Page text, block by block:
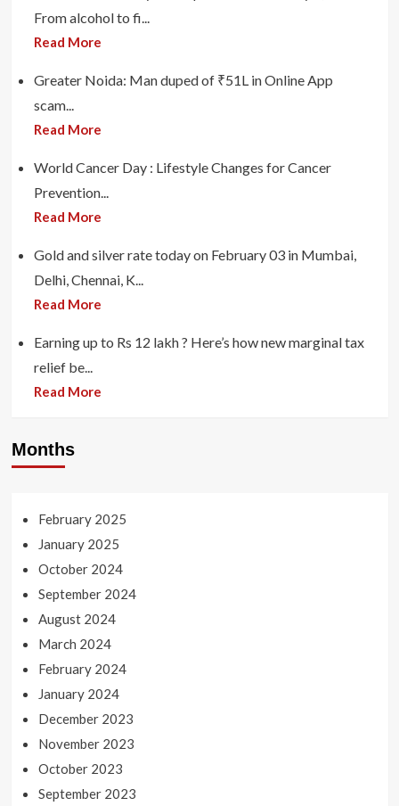
From alcohol to fi...
Read More
Greater Noida: Man duped of ₹51L in Online App
scam...
Read More
World Cancer Day : Lifestyle Changes for Cancer
Prevention...
Read More
Gold and silver rate today on February 03 in Mumbai,
Delhi, Chennai, K...
Read More
Earning up to Rs 12 lakh ? Here’s how new marginal tax
relief be...
Read More
Months
February 2025
January 2025
October 2024
September 2024
August 2024
March 2024
February 2024
January 2024
December 2023
November 2023
October 2023
September 2023